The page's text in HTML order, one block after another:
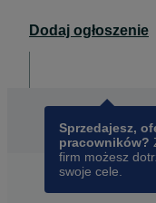
Dodaj ogłoszenie
Sprzedajesz,
pracowników?
firm możesz
swoje cele.